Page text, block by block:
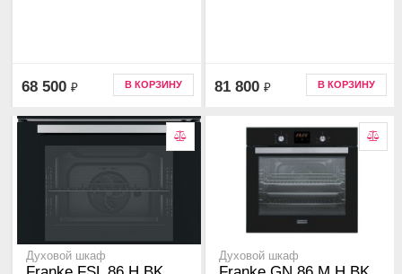
68 500 ₽ В КОРЗИНУ 81 800 ₽ В КОРЗИНУ
Духовой шкаф Духовой шкаф